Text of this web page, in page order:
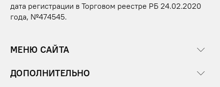
дата регистрации в Торговом реестре РБ 24.02.2020
года, №474545.
МЕНЮ САЙТА
ДОПОЛНИТЕЛЬНО